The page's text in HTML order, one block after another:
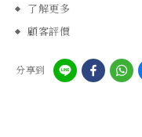
了解更多
顧客評價
分享到